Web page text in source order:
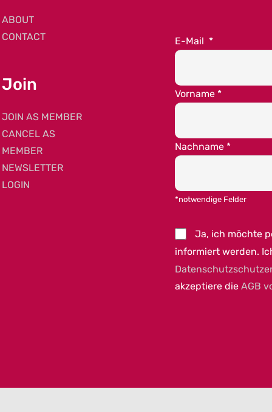
ABOUT
CONTACT
Join
JOIN AS MEMBER
CANCEL AS
MEMBER
NEWSLETTER
LOGIN
E-Mail *
Vorname *
Nachname *
*notwendige Felder
Ja, ich möchte
informiert werden.
akzeptiere die AGB